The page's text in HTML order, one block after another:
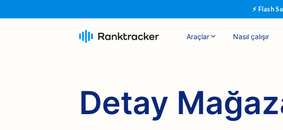
⚡ Flash
Araçlar Nasıl çalışır
Detay